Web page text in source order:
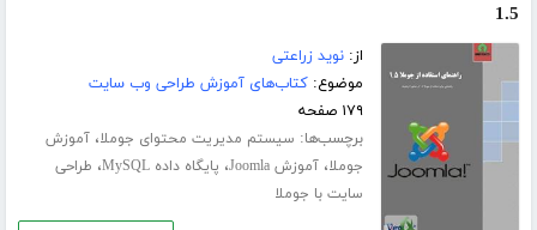
1.5
از:نوید زراعتی
موضوع:کتاب‌های آموزش طراحی وب سایت
۱۷۹ صفحه
برچسب‌ها: سیستم مدیریت محتوای جوملا،آموزش
جوملا،آموزش Joomla ، پایگاه داده MySQL ، طراحی
سایت با جوملا